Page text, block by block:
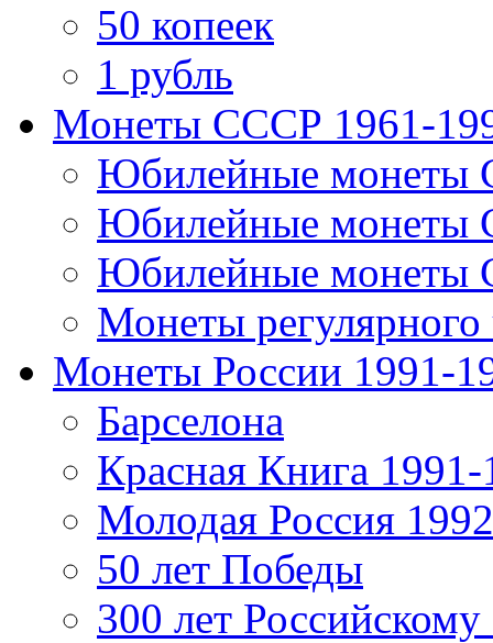
50 копеек
1 рубль
Монеты СССР 1961-
Юбилейные монеты
Юбилейные
Юбилейные
Монеты
Монеты России 1991-
Барселона
Красная Книга 1991-
Молодая Россия
50 лет Победы
300 лет